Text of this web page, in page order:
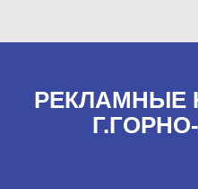
РЕКЛАМНЫЕ